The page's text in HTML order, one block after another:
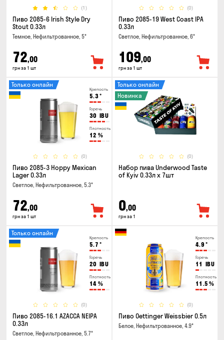
(1)
Пиво 2085-6 Irish Style Dry
Stout 0.33л
Темное, Нефильтрованное, 5°
72,00
грн за 1 шт
(0)
Пиво 2085-19 West Coast IPA
0.33л
Светлое, Нефильтрованное, 6°
109,00
грн за 1 шт
Крепость
5.3°
Горечь
30 IBU
Плотность
12 %
(0)
Только онлайн
Пиво 2085-3 Hoppy Mexican
Lager 0.33л
Светлое, Нефильтрованное, 5.3°
72,00
грн за 1 шт
(0)
Только онлайн
Новинка
Набор пива Underwood Taste
of Kyiv 0.33л x 7шт
0,00
грн за 1
Крепость
5.7 °
Горечь
20 IBU
Плотность
14 %
(0)
Только онлайн
Пиво 2085-16.1 AZACCA NEIPA
0.33л
Светлое, Нефильтрованное, 5.7°
Крепость
4.9 °
Горечь
11 IBU
Плотность
11.5 %
(0)
Пиво Oettinger Weissbier 0.5л
Белое, Нефильтрованное, 4.9°